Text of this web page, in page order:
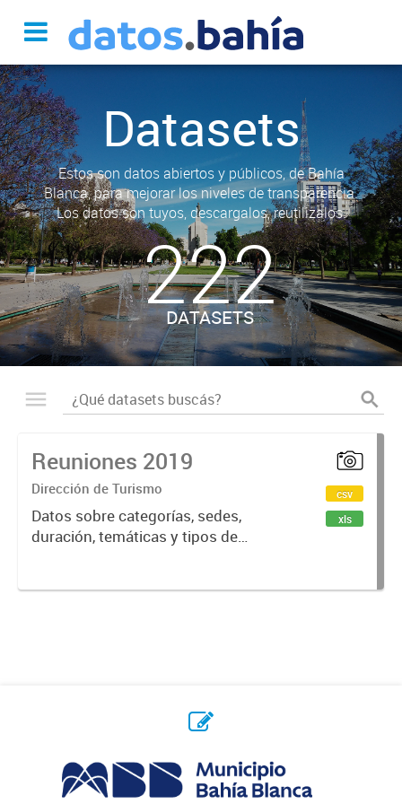
Datasets
Estos son datos abiertos y públicos, de Bahía
Blanca, para mejorar los niveles de transparencia.
Los datos son tuyos, descargalos, reutilizalos.
222
DATASETS
Reuniones 2019
Dirección de Turismo
Datos sobre categorías, sedes,
duración, temáticas y tipos de
csv
xls